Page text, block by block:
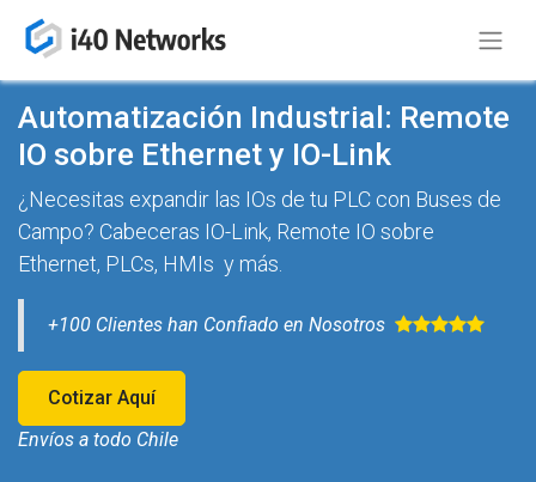
Automatización Industrial: Remote
IO sobre Ethernet y IO-Link
¿Necesitas expandir las IOs de tu PLC con Buses de
Campo? Cabeceras IO-Link, Remote IO sobre
Ethernet, PLCs, HMIs y más.
+100 Clientes han Confiado en Nosotros ​
Cotizar Aquí
Envíos a todo Chile